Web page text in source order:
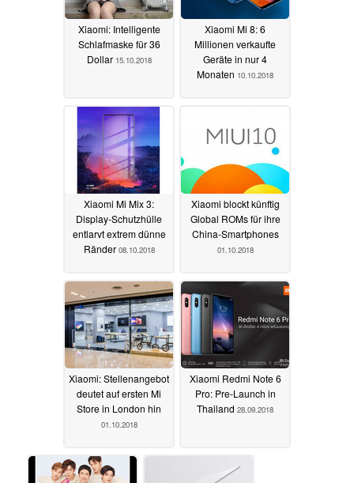
Xiaomi: Intelligente
Schlafmaske für 36
Dollar 15.10.2018
Xiaomi Mi 8: 6
Millionen verkaufte
Geräte in nur 4
Monaten 10.10.2018
Xiaomi Mi Mix 3:
Display-Schutzhülle
entlarvt extrem dünne
Ränder 08.10.2018
Xiaomi blockt künftig
Global ROMs für ihre
China-Smartphones
01.10.2018
Xiaomi: Stellenangebot
deutet auf ersten Mi
Store in London hin
01.10.2018
Xiaomi Redmi Note 6
Pro: Pre-Launch in
Thailand 28.09.2018